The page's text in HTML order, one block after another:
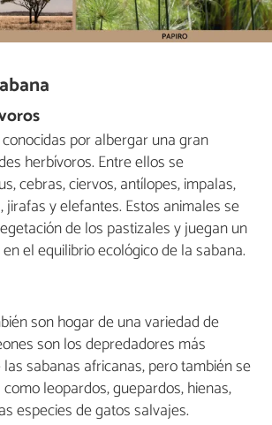
por albergar una gran
herbívoros. Entre ellos se
cebras, ciervos, antílopes, impalas,
jirafas y elefantes. Estos animales se
de los pastizales y juegan un
el equilibrio ecológico de la sabana.
son hogar de una variedad de
son los depredadores más
sabanas africanas, pero también se
leopardos, guepardos, hienas,
especies de gatos salvajes.